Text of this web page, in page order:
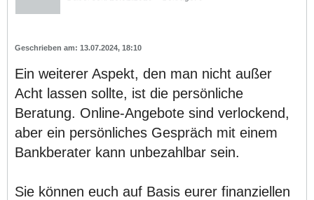
13.07.2024, 18:10
Ein weiterer Aspekt, den man nicht außer
Acht lassen sollte, ist die persönliche
Beratung. Online-Angebote sind verlockend,
aber ein persönliches Gespräch mit einem
Bankberater kann unbezahlbar sein.
Sie können euch auf Basis eurer finanziellen